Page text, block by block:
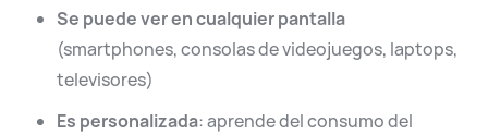
Se puede ver en cualquier pantalla
(smartphones, consolas de videojuegos, laptops,
televisores)
Es personalizada: aprende del consumo del